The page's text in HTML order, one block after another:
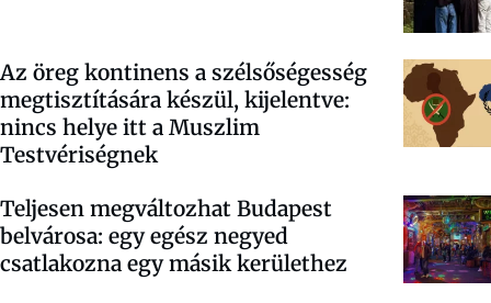
Az öreg kontinens a szélsőségesség
megtisztítására készül, kijelentve:
nincs helye itt a Muszlim
Testvériségnek
Teljesen megváltozhat Budapest
belvárosa: egy egész negyed
csatlakozna egy másik kerülethez